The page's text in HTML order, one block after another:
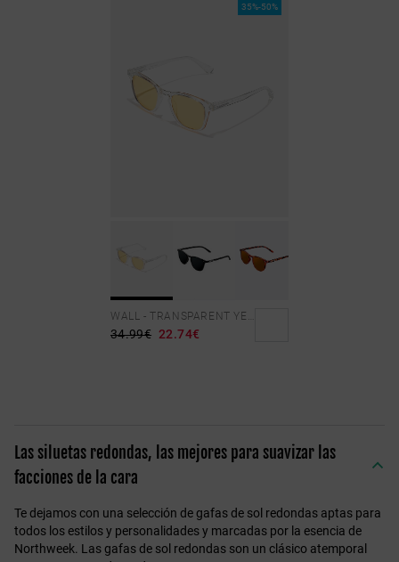
35%-50%
WALL - TRANSPARENT YELLOW
34.99€ 22.74€
Las siluetas redondas, las mejores para suavizar las
facciones de la cara
Te dejamos con una selección de gafas de sol redondas aptas para
todos los estilos y personalidades y marcadas por la esencia de
Northweek. Las gafas de sol redondas son un clásico atemporal